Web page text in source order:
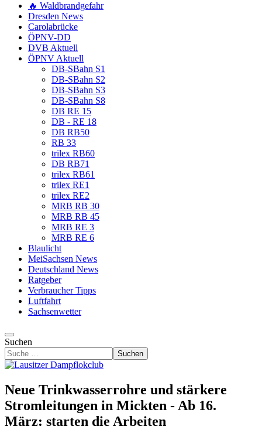
🔥 Waldbrandgefahr
Dresden News
Carolabrücke
ÖPNV-DD
DVB Aktuell
ÖPNV Aktuell
DB-SBahn S1
DB-SBahn S2
DB-SBahn S3
DB-SBahn S8
DB RE 15
DB - RE 18
DB RB50
RB 33
trilex RB60
DB RB71
trilex RB61
trilex RE1
trilex RE2
MRB RB 30
MRB RB 45
MRB RE 3
MRB RE 6
Blaulicht
MeiSachsen News
Deutschland News
Ratgeber
Verbraucher Tipps
Luftfahrt
Sachsenwetter
Suchen
Suchen
Neue Trinkwasserrohre und stärkere
Stromleitungen in Mickten - Ab 16.
März: starten die Arbeiten